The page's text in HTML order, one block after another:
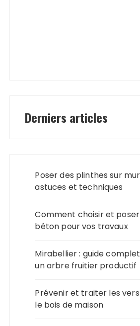
Derniers articles
Poser des plinthes sur
astuces et techniques
Comment choisir et
béton pour vos travaux
Mirabellier : guide
un arbre fruitier productif
Prévenir et traiter les
le bois de maison